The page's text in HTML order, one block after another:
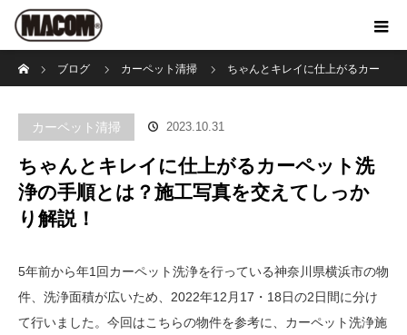
ブログ
カーペット清掃 ちゃんとキレイに仕上がるカー
カーペット清掃 2023.10.31
ちゃんとキレイに仕上がるカーペット洗
浄の手順とは？施工写真を交えてしっか
り解説！
5年前から年1回カーペット洗浄を行っている神奈川県横浜市の物
件、洗浄面積が広いため、2022年12月17・18日の2日間に分け
て行いました。今回はこちらの物件を参考に、カーペット洗浄施